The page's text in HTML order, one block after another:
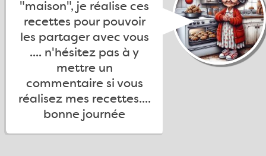
"maison", je réalise ces
recettes pour pouvoir
les partager avec vous
.... n'hésitez pas à y
mettre un
commentaire si vous
réalisez mes recettes....
bonne journée